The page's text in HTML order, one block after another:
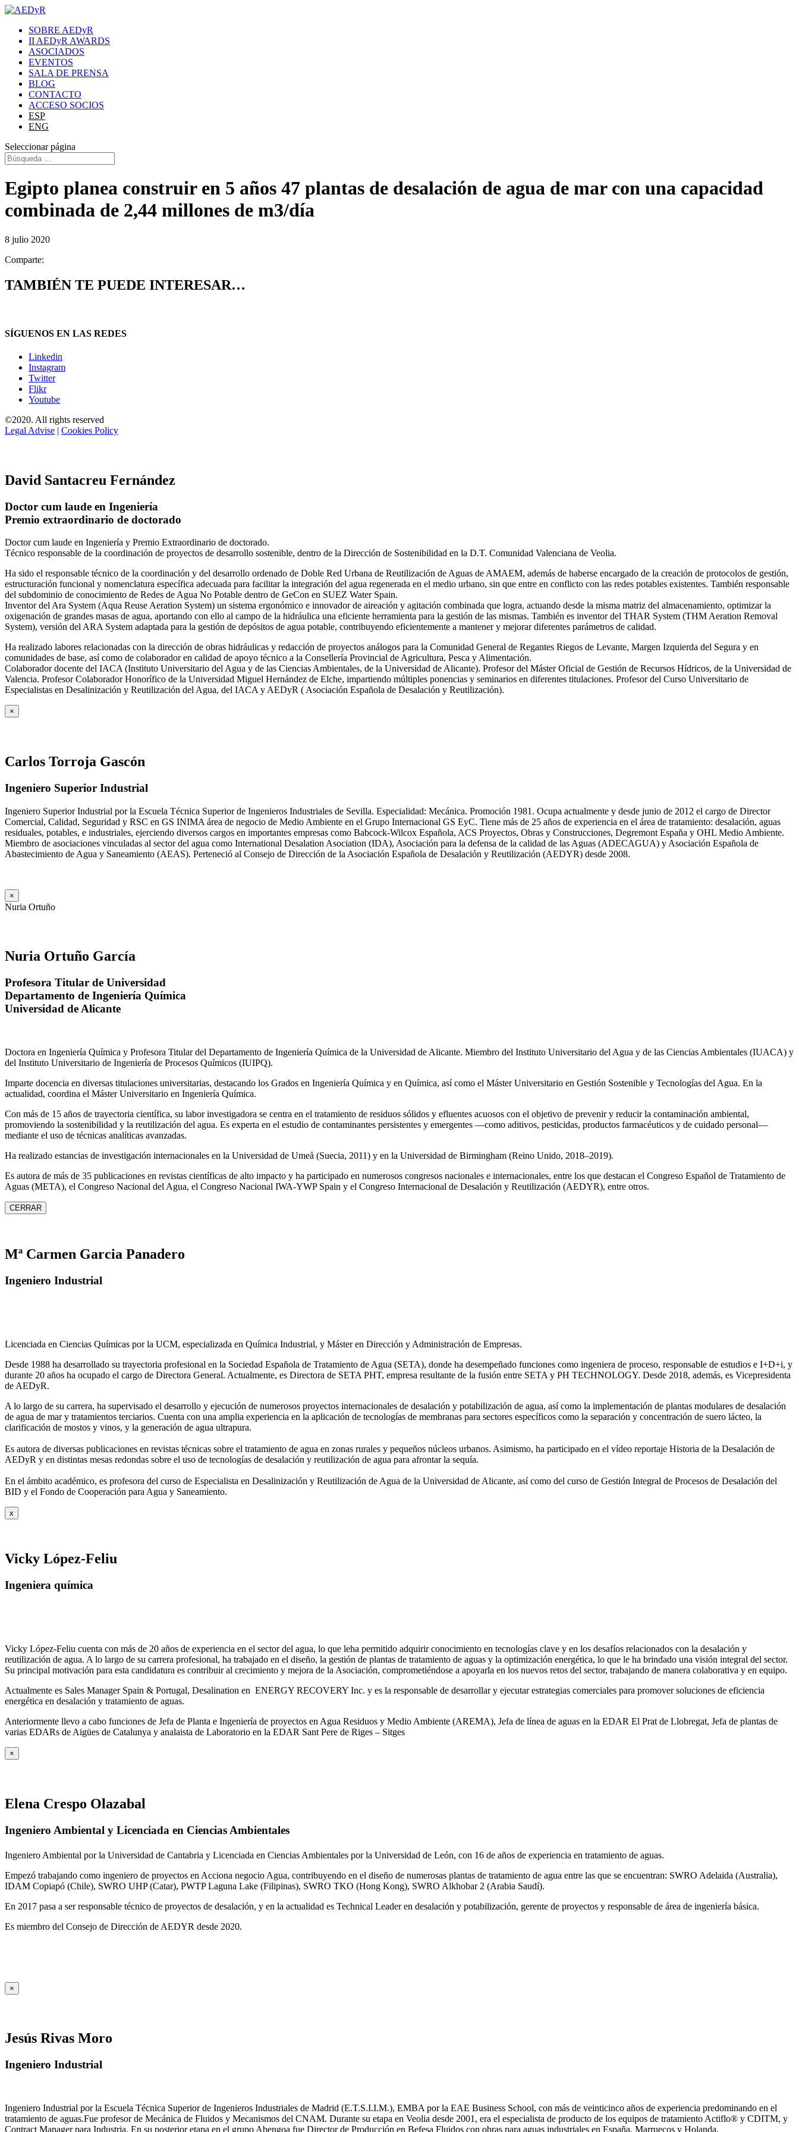
SOBRE AEDyR
II AEDyR AWARDS
ASOCIADOS
EVENTOS
SALA DE PRENSA
BLOG
CONTACTO
ACCESO SOCIOS
ESP
ENG
Seleccionar página
Egipto planea construir en 5 años 47 plantas de desalación de agua de mar con una capacidad
combinada de 2,44 millones de m3/día
8 julio 2020
Comparte:
TAMBIÉN TE PUEDE INTERESAR…
SÍGUENOS EN LAS REDES
Linkedin
Instagram
Twitter
Flikr
Youtube
©2020. All rights reserved
Legal Advise | Cookies Policy
David Santacreu Fernández
Doctor cum laude en Ingeniería
Premio extraordinario de doctorado
Doctor cum laude en Ingeniería y Premio Extraordinario de doctorado.
Técnico responsable de la coordinación de proyectos de desarrollo sostenible, dentro de la Dirección de Sostenibilidad en la D.T. Comunidad Valenciana de Veolia.
Ha sido el responsable técnico de la coordinación y del desarrollo ordenado de Doble Red Urbana de Reutilización de Aguas de AMAEM, además de haberse encargado de la creación de protocolos de gestión,
estructuración funcional y nomenclatura específica adecuada para facilitar la integración del agua regenerada en el medio urbano, sin que entre en conflicto con las redes potables existentes. También responsable
del subdominio de conocimiento de Redes de Agua No Potable dentro de GeCon en SUEZ Water Spain.
Inventor del Ara System (Aqua Reuse Aeration System) un sistema ergonómico e innovador de aireación y agitación combinada que logra, actuando desde la misma matriz del almacenamiento, optimizar la
oxigenación de grandes masas de agua, aportando con ello al campo de la hidráulica una eficiente herramienta para la gestión de las mismas. También es inventor del THAR System (THM Aeration Removal
System), versión del ARA System adaptada para la gestión de depósitos de agua potable, contribuyendo eficientemente a mantener y mejorar diferentes parámetros de calidad.
Ha realizado labores relacionadas con la dirección de obras hidráulicas y redacción de proyectos análogos para la Comunidad General de Regantes Riegos de Levante, Margen Izquierda del Segura y en
comunidades de base, así como de colaborador en calidad de apoyo técnico a la Consellería Provincial de Agricultura, Pesca y Alimentación.
Colaborador docente del IACA (Instituto Universitario del Agua y de las Ciencias Ambientales, de la Universidad de Alicante). Profesor del Máster Oficial de Gestión de Recursos Hídricos, de la Universidad de
Valencia. Profesor Colaborador Honorífico de la Universidad Miguel Hernández de Elche, impartiendo múltiples ponencias y seminarios en diferentes titulaciones. Profesor del Curso Universitario de
Especialistas en Desalinización y Reutilización del Agua, del IACA y AEDyR ( Asociación Española de Desalación y Reutilización).
×
Carlos Torroja Gascón
Ingeniero Superior Industrial
Ingeniero Superior Industrial por la Escuela Técnica Superior de Ingenieros Industriales de Sevilla. Especialidad: Mecánica. Promoción 1981. Ocupa actualmente y desde junio de 2012 el cargo de Director
Comercial, Calidad, Seguridad y RSC en GS INIMA área de negocio de Medio Ambiente en el Grupo Internacional GS EyC. Tiene más de 25 años de experiencia en el área de tratamiento: desalación, aguas
residuales, potables, e industriales, ejerciendo diversos cargos en importantes empresas como Babcock-Wilcox Española, ACS Proyectos, Obras y Construcciones, Degremont España y OHL Medio Ambiente.
Miembro de asociaciones vinculadas al sector del agua como International Desalation Asociation (IDA), Asociación para la defensa de la calidad de las Aguas (ADECAGUA) y Asociación Española de
Abastecimiento de Agua y Saneamiento (AEAS). Perteneció al Consejo de Dirección de la Asociación Española de Desalación y Reutilización (AEDYR) desde 2008.
×
Nuria Ortuño
Nuria Ortuño García
Profesora Titular de Universidad
Departamento de Ingeniería Química
Universidad de Alicante
Doctora en Ingeniería Química y Profesora Titular del Departamento de Ingeniería Química de la Universidad de Alicante. Miembro del Instituto Universitario del Agua y de las Ciencias Ambientales (IUACA) y
del Instituto Universitario de Ingeniería de Procesos Químicos (IUIPQ).
Imparte docencia en diversas titulaciones universitarias, destacando los Grados en Ingeniería Química y en Química, así como el Máster Universitario en Gestión Sostenible y Tecnologías del Agua. En la
actualidad, coordina el Máster Universitario en Ingeniería Química.
Con más de 15 años de trayectoria científica, su labor investigadora se centra en el tratamiento de residuos sólidos y efluentes acuosos con el objetivo de prevenir y reducir la contaminación ambiental,
promoviendo la sostenibilidad y la reutilización del agua. Es experta en el estudio de contaminantes persistentes y emergentes —como aditivos, pesticidas, productos farmacéuticos y de cuidado personal—
mediante el uso de técnicas analíticas avanzadas.
Ha realizado estancias de investigación internacionales en la Universidad de Umeå (Suecia, 2011) y en la Universidad de Birmingham (Reino Unido, 2018–2019).
Es autora de más de 35 publicaciones en revistas científicas de alto impacto y ha participado en numerosos congresos nacionales e internacionales, entre los que destacan el Congreso Español de Tratamiento de
Aguas (META), el Congreso Nacional del Agua, el Congreso Nacional IWA‑YWP Spain y el Congreso Internacional de Desalación y Reutilización (AEDYR), entre otros.
CERRAR
Mª Carmen Garcia Panadero
Ingeniero Industrial
Licenciada en Ciencias Químicas por la UCM, especializada en Química Industrial, y Máster en Dirección y Administración de Empresas.
Desde 1988 ha desarrollado su trayectoria profesional en la Sociedad Española de Tratamiento de Agua (SETA), donde ha desempeñado funciones como ingeniera de proceso, responsable de estudios e I+D+i, y
durante 20 años ha ocupado el cargo de Directora General. Actualmente, es Directora de SETA PHT, empresa resultante de la fusión entre SETA y PH TECHNOLOGY. Desde 2018, además, es Vicepresidenta
de AEDyR.
A lo largo de su carrera, ha supervisado el desarrollo y ejecución de numerosos proyectos internacionales de desalación y potabilización de agua, así como la implementación de plantas modulares de desalación
de agua de mar y tratamientos terciarios. Cuenta con una amplia experiencia en la aplicación de tecnologías de membranas para sectores específicos como la separación y concentración de suero lácteo, la
clarificación de mostos y vinos, y la generación de agua ultrapura.
Es autora de diversas publicaciones en revistas técnicas sobre el tratamiento de agua en zonas rurales y pequeños núcleos urbanos. Asimismo, ha participado en el vídeo reportaje Historia de la Desalación de
AEDyR y en distintas mesas redondas sobre el uso de tecnologías de desalación y reutilización de agua para afrontar la sequía.
En el ámbito académico, es profesora del curso de Especialista en Desalinización y Reutilización de Agua de la Universidad de Alicante, así como del curso de Gestión Integral de Procesos de Desalación del
BID y el Fondo de Cooperación para Agua y Saneamiento.
x
Vicky López-Feliu
Ingeniera química
Vicky López-Feliu cuenta con más de 20 años de experiencia en el sector del agua, lo que leha permitido adquirir conocimiento en tecnologías clave y en los desafíos relacionados con la desalación y
reutilización de agua. A lo largo de su carrera profesional, ha trabajado en el diseño, la gestión de plantas de tratamiento de aguas y la optimización energética, lo que le ha brindado una visión integral del sector.
Su principal motivación para esta candidatura es contribuir al crecimiento y mejora de la Asociación, comprometiéndose a apoyarla en los nuevos retos del sector, trabajando de manera colaborativa y en equipo.
Actualmente es Sales Manager Spain & Portugal, Desalination en ENERGY RECOVERY Inc. y es la responsable de desarrollar y ejecutar estrategias comerciales para promover soluciones de eficiencia
energética en desalación y tratamiento de aguas.
Anteriormente llevo a cabo funciones de Jefa de Planta e Ingeniería de proyectos en Agua Residuos y Medio Ambiente (AREMA), Jefa de línea de aguas en la EDAR El Prat de Llobregat, Jefa de plantas de
varias EDARs de Aigües de Catalunya y analaista de Laboratorio en la EDAR Sant Pere de Riges – Sitges
×
Elena Crespo Olazabal
Ingeniero Ambiental y Licenciada en Ciencias Ambientales
Ingeniero Ambiental por la Universidad de Cantabria y Licenciada en Ciencias Ambientales por la Universidad de León, con 16 de años de experiencia en tratamiento de aguas.
Empezó trabajando como ingeniero de proyectos en Acciona negocio Agua, contribuyendo en el diseño de numerosas plantas de tratamiento de agua entre las que se encuentran: SWRO Adelaida (Australia),
IDAM Copiapó (Chile), SWRO UHP (Catar), PWTP Laguna Lake (Filipinas), SWRO TKO (Hong Kong), SWRO Alkhobar 2 (Arabia Saudí).
En 2017 pasa a ser responsable técnico de proyectos de desalación, y en la actualidad es Technical Leader en desalación y potabilización, gerente de proyectos y responsable de área de ingeniería básica.
Es miembro del Consejo de Dirección de AEDYR desde 2020.
×
Jesús Rivas Moro
Ingeniero Industrial
Ingeniero Industrial por la Escuela Técnica Superior de Ingenieros Industriales de Madrid (E.T.S.I.I.M.), EMBA por la EAE Business School, con más de veinticinco años de experiencia predominando en el
tratamiento de aguas.Fue profesor de Mecánica de Fluidos y Mecanismos del CNAM. Durante su etapa en Veolia desde 2001, era el especialista de producto de los equipos de tratamiento Actiflo® y CDITM, y
Contract Manager para Industria. En su posterior etapa en el grupo Abengoa fue Director de Producción en Befesa Fluidos con obras para aguas industriales en España, Marruecos y Holanda.